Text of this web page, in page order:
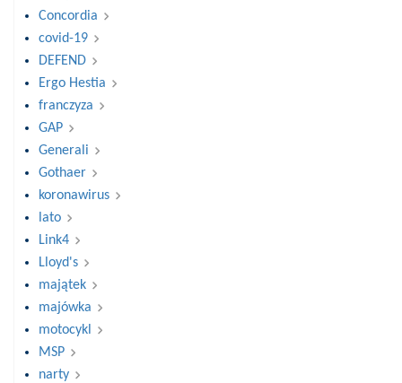
Concordia
covid-19
DEFEND
Ergo Hestia
franczyza
GAP
Generali
Gothaer
koronawirus
lato
Link4
Lloyd's
majątek
majówka
motocykl
MSP
narty